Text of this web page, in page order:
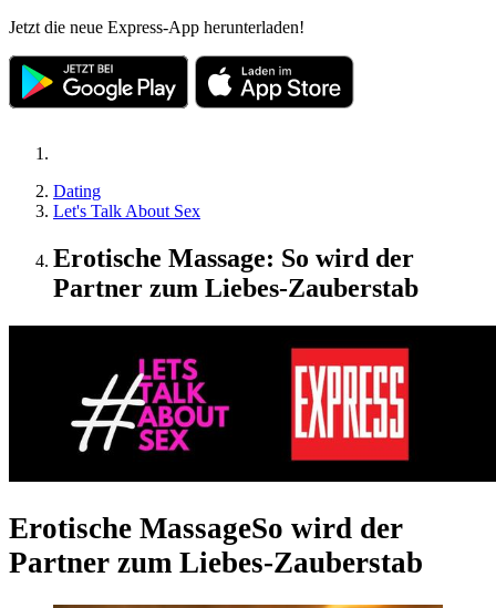
Jetzt die neue Express-App herunterladen!
Dating
Let's Talk About Sex
Erotische Massage: So wird der
Partner zum Liebes-Zauberstab
Erotische MassageSo wird der
Partner zum Liebes-Zauberstab